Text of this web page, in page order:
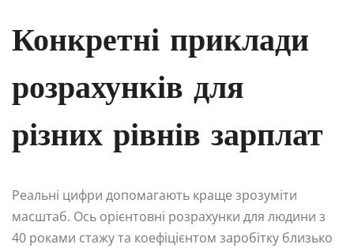
Конкретні приклади
розрахунків для
різних рівнів зарплат
Реальні цифри допомагають краще зрозуміти
масштаб. Ось орієнтовні розрахунки для людини з
40 роками стажу та коефіцієнтом заробітку близько